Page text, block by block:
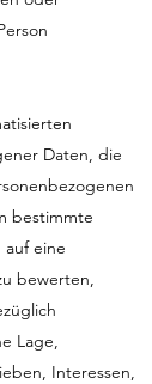
Daten, die
bestimmte
auf eine
bewerten,
Lage,
Interessen,